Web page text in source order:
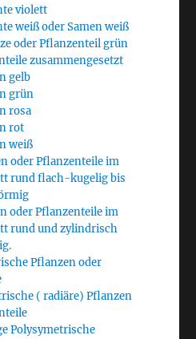
violett
weiß oder Samen weiß
oder Pflanzenteil grün
zusammengesetzt
gelb
grün
rosa
rot
weiß
oder Pflanzenteile im
rund flach-kugelig bis
oder Pflanzenteile im
rund und zylindrisch
Pflanzen oder
( radiäre) Pflanzen
Polysymetrische